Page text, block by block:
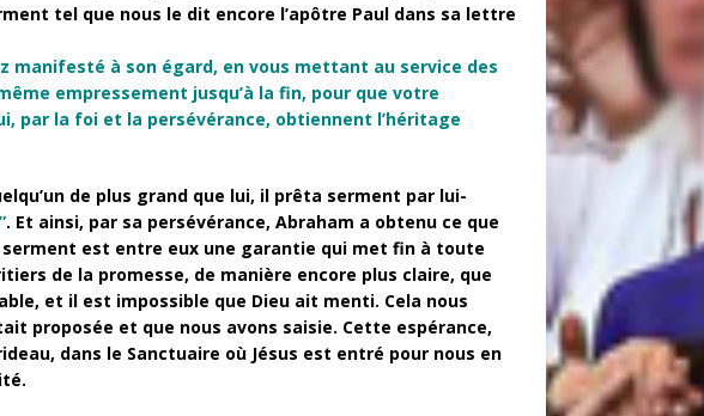
tel que nous le dit encore l’apôtre Paul dans sa lettre
manifesté à son égard, en vous mettant au service des
empressement jusqu’à la fin, pour que votre
par la foi et la persévérance, obtiennent l’héritage
de plus grand que lui, il prêta serment par lui-
. Et ainsi, par sa persévérance, Abraham a obtenu ce que
est entre eux une garantie qui met fin à toute
de la promesse, de manière encore plus claire, que
et il est impossible que Dieu ait menti. Cela nous
proposée et que nous avons saisie. Cette espérance,
dans le Sanctuaire où Jésus est entré pour nous en